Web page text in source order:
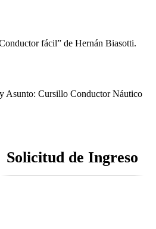
fácil” de Hernán Biasotti.
Asunto: Cursillo Conductor Náutico
Solicitud de Ingreso